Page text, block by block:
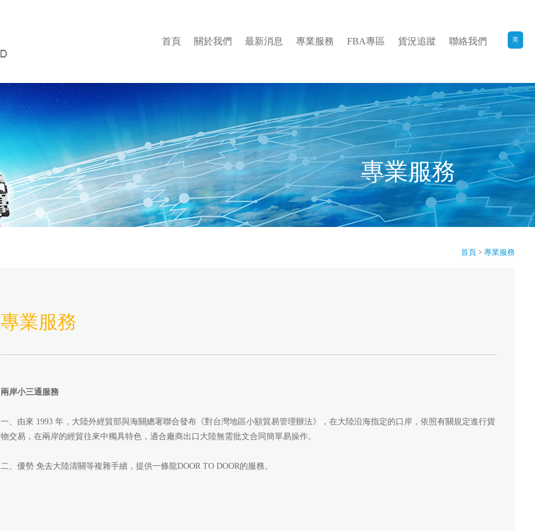
首頁 關於我們 最新消息 專業服務 FBA專區 貨況追蹤 聯絡我們 英
專業服務
首頁 >專業服務
專業服務
兩岸小三通服務
一、由來 1993 年，大陸外經貿部與海關總署聯合發布《對台灣地區小額貿易管理辦法》，在大陸沿海指定的口岸，依照有關規定進行貨
物交易，在兩岸的經貿往來中獨具特色，適合廠商出口大陸無需批文合同簡單易操作。
二、優勢 免去大陸清關等複雜手續，提供一條龍DOOR TO DOOR的服務。